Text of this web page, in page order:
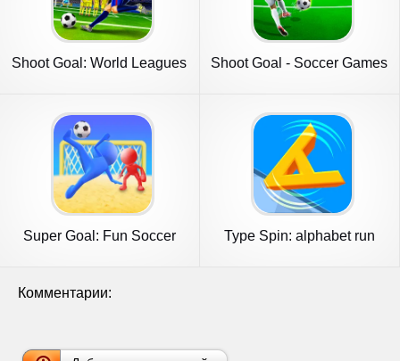
Shoot Goal: World Leagues
Shoot Goal - Soccer Games
Super Goal: Fun Soccer
Type Spin: alphabet run
Комментарии: